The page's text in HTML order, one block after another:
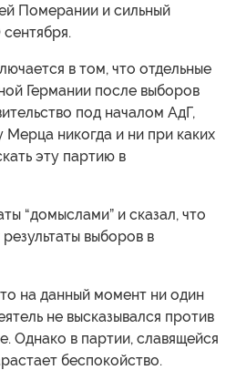
Померании и сильный
в том, что отдельные
Германии после выборов
под началом АдГ,
никогда и ни при каких
эту партию в
“домыслами” и сказал, что
выборов в
на данный момент ни один
не высказывался против
Однако в партии, славящейся
беспокойство.